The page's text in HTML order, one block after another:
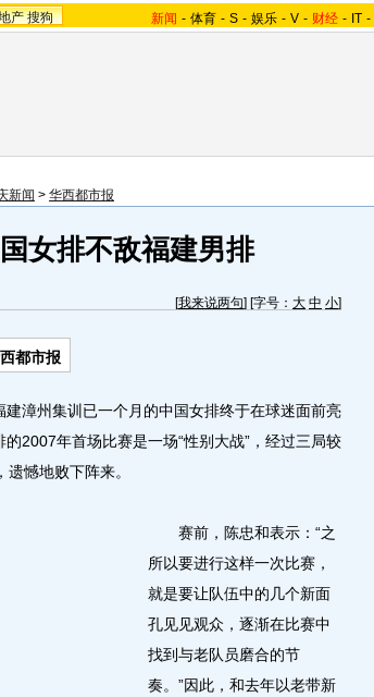
产 搜狗 新闻 - 体育 - S - 娱乐 - V - 财经 - IT -
新闻 > 华西都市报
女排不敌福建男排
[我来说两句] [字号： 大 中 小]
都市报
漳州集训已一个月的中国女排终于在球迷面前亮
2007年首场比赛是一场“性别大战”，经过三局较
憾地败下阵来。
赛前，陈忠和表示：“之
所以要进行这样一次比赛，
就是要让队伍中的几个新面
孔见见观众，逐渐在比赛中
找到与老队员磨合的节
奏。”因此，和去年以老带新